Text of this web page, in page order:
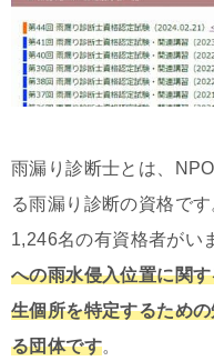
雨漏り診断士とは、
る雨漏り診断の資格で
1,246名の有資格者がい
への雨水侵入位置に関
生個所を特定するため
る団体です。